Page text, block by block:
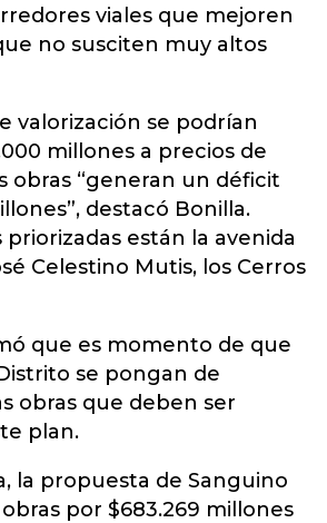
viales que mejoren
no susciten muy altos
valorización se podrían
millones a precios de
obras “generan un déficit
destacó Bonilla.
priorizadas están la avenida
Celestino Mutis, los Cerros
que es momento de que
se pongan de
obras que deben ser
plan.
la propuesta de Sanguino
por $683.269 millones